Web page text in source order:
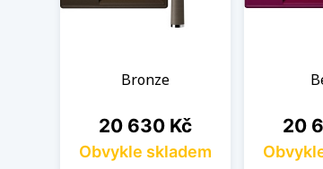
Bronze
Cena
20 630 Kč
Obvykle skladem
Cena
20